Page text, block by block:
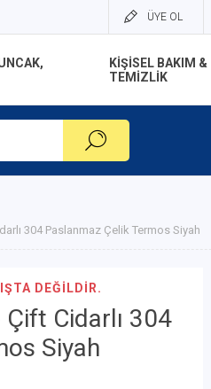
ÜYE OL
KİŞİSEL BAKIM &
TEMİZLİK
304 Paslanmaz Çelik Termos Siyah
DEĞILDIR.
Cidarlı 304
Siyah